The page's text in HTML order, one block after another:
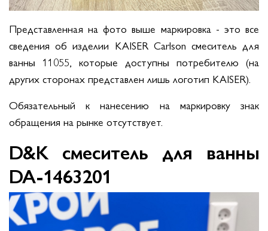
Представленная на фото выше маркировка - это все
сведения об изделии KAISER Carlson смеситель для
ванны 11055, которые доступны потребителю (на
других сторонах представлен лишь логотип KAISER).
Обязательный к нанесению на маркировку знак
обращения на рынке отсутствует.
D&K смеситель для ванны
DA-1463201